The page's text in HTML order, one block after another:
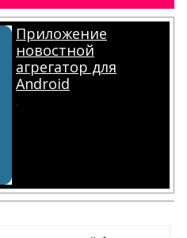
Приложение
новостной
агрегатор для
Android
.